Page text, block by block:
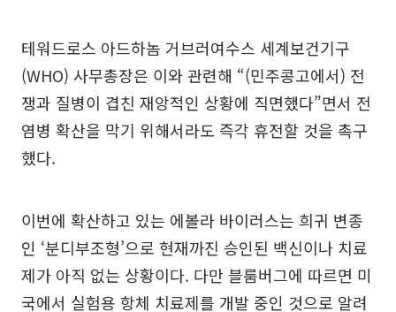
테워드로스 아드하놈 거브러여수스 세계보건기구
(WHO) 사무총장은 이와 관련해 “(민주콩고에서) 전
쟁과 질병이 겹친 재앙적인 상황에 직면했다”면서 전
염병 확산을 막기 위해서라도 즉각 휴전할 것을 촉구
했다.
이번에 확산하고 있는 에볼라 바이러스는 희귀 변종
인 ‘분디부조형’으로 현재까진 승인된 백신이나 치료
제가 아직 없는 상황이다. 다만 블룸버그에 따르면 미
국에서 실험용 항체 치료제를 개발 중인 것으로 알려